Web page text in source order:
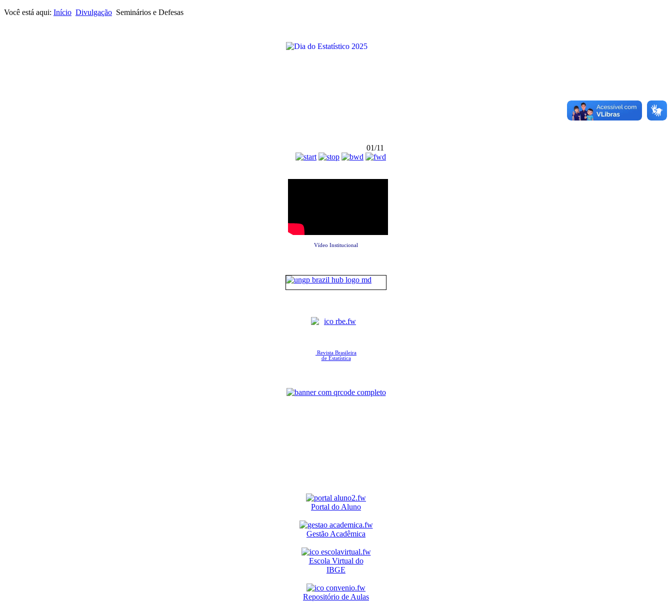
Você está aqui: Início Divulgação Seminários e Defesas
01/11
Vídeo Institucional
Revista Brasileira
de Estatística
Portal do Aluno
Gestão Acadêmica
Escola Virtual do
IBGE
Repositório de Aulas